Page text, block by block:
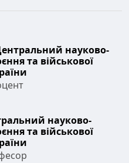
науково-
та військової
науково-
та військової